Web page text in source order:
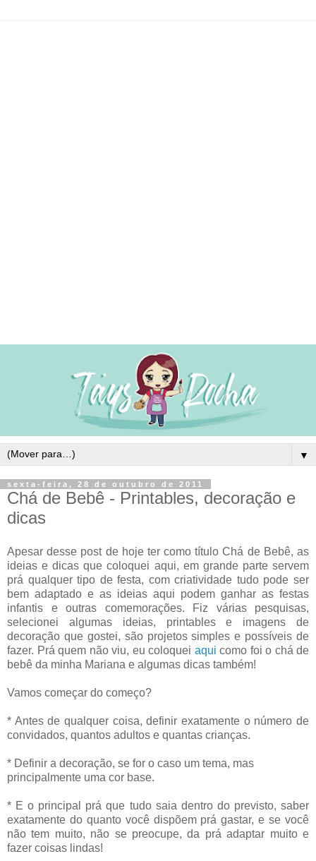
▼
sexta-feira, 28 de outubro de 2011
Chá de Bebê - Printables, decoração e
dicas
Apesar desse post de hoje ter como título Chá de Bebê, as
ideias e dicas que coloquei aqui, em grande parte servem
prá qualquer tipo de festa, com criatividade tudo pode ser
bem adaptado e as ideias aqui podem ganhar as festas
infantis e outras comemorações. Fiz várias pesquisas,
selecionei algumas ideias, printables e imagens de
decoração que gostei, são projetos simples e possíveis de
fazer. Prá quem não viu, eu coloquei aqui como foi o chá de
bebê da minha Mariana e algumas dicas também!
Vamos começar do começo?
* Antes de qualquer coisa, definir exatamente o número de
convidados, quantos adultos e quantas crianças.
* Definir a decoração, se for o caso um tema, mas
principalmente uma cor base.
* E o principal prá que tudo saia dentro do previsto, saber
exatamente do quanto você dispõem prá gastar, e se você
não tem muito, não se preocupe, da prá adaptar muito e
fazer coisas lindas!